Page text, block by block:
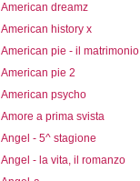
American dreamz
American history x
American pie - il matrimonio
American pie 2
American psycho
Amore a prima svista
Angel - 5^ stagione
Angel - la vita, il romanzo